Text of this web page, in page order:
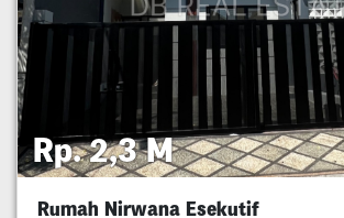
Rp. 2,3 M
Rumah Nirwana Esekutif